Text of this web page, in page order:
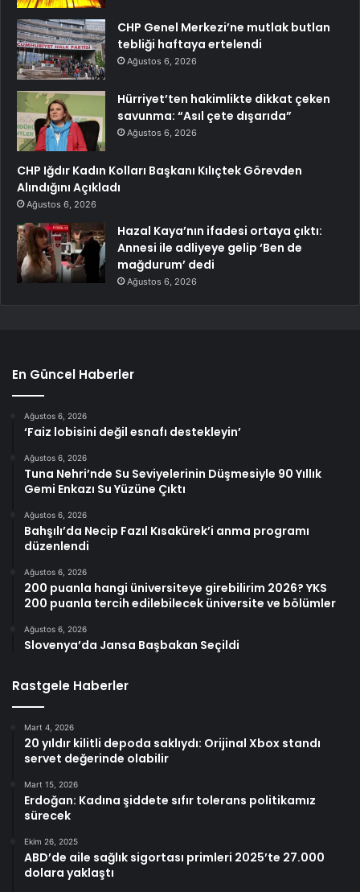
CHP Genel Merkezi’ne mutlak butlan
tebliği haftaya ertelendi
Ağustos 6, 2026
Hürriyet’ten hakimlikte dikkat çeken
savunma: “Asıl çete dışarıda”
Ağustos 6, 2026
CHP Iğdır Kadın Kolları Başkanı Kılıçtek Görevden
Alındığını Açıkladı
Ağustos 6, 2026
Hazal Kaya’nın ifadesi ortaya çıktı:
Annesi ile adliyeye gelip ‘Ben de
mağdurum’ dedi
Ağustos 6, 2026
En Güncel Haberler
Ağustos 6, 2026
‘Faiz lobisini değil esnafı destekleyin’
Ağustos 6, 2026
Tuna Nehri’nde Su Seviyelerinin Düşmesiyle 90 Yıllık
Gemi Enkazı Su Yüzüne Çıktı
Ağustos 6, 2026
Bahşılı’da Necip Fazıl Kısakürek’i anma programı
düzenlendi
Ağustos 6, 2026
200 puanla hangi üniversiteye girebilirim 2026? YKS
200 puanla tercih edilebilecek üniversite ve bölümler
Ağustos 6, 2026
Slovenya’da Jansa Başbakan Seçildi
Rastgele Haberler
Mart 4, 2026
20 yıldır kilitli depoda saklıydı: Orijinal Xbox standı
servet değerinde olabilir
Mart 15, 2026
Erdoğan: Kadına şiddete sıfır tolerans politikamız
sürecek
Ekim 26, 2025
ABD’de aile sağlık sigortası primleri 2025’te 27.000
dolara yaklaştı